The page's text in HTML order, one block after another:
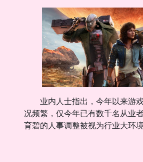
业内人士指出，今年以来游
况频繁，仅今年已有数千名从业
育碧的人事调整被视为行业大环